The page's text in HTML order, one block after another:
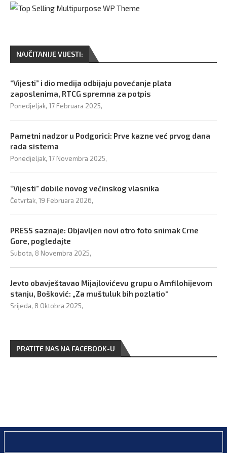
NAJČITANIJE VIJESTI:
“Vijesti” i dio medija odbijaju povećanje plata
zaposlenima, RTCG spremna za potpis
Ponedjeljak, 17 Februara 2025,
Pametni nadzor u Podgorici: Prve kazne već prvog dana
rada sistema
Ponedjeljak, 17 Novembra 2025,
“Vijesti” dobile novog većinskog vlasnika
Četvrtak, 19 Februara 2026,
PRESS saznaje: Objavljen novi otro foto snimak Crne
Gore, pogledajte
Subota, 8 Novembra 2025,
Jevto obavještavao Mijajlovićevu grupu o Amfilohijevom
stanju, Bošković: „Za muštuluk bih pozlatio“
Srijeda, 8 Oktobra 2025,
PRATITE NAS NA FACEBOOK-U